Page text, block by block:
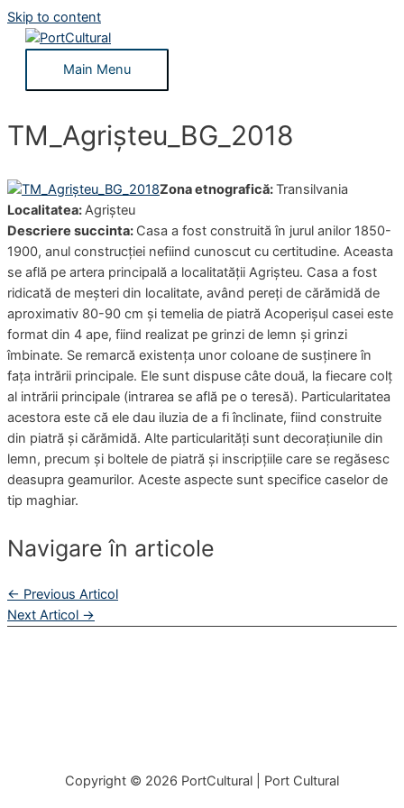
Skip to content
Main Menu
TM_Agrișteu_BG_2018
Zona etnografică:Transilvania
Localitatea:Agrișteu
Descriere succinta: Casa a fost construită în jurul anilor 1850-
1900, anul construcției nefiind cunoscut cu certitudine. Aceasta
se află pe artera principală a localitatății Agrișteu. Casa a fost
ridicată de meșteri din localitate, având pereți de cărămidă de
aproximativ 80-90 cm și temelia de piatră Acoperișul casei este
format din 4 ape, fiind realizat pe grinzi de lemn și grinzi
îmbinate. Se remarcă existența unor coloane de susținere în
fața intrării principale. Ele sunt dispuse câte două, la fiecare colț
al intrării principale (intrarea se află pe o teresă). Particularitatea
acestora este că ele dau iluzia de a fi înclinate, fiind construite
din piatră și cărămidă. Alte particularități sunt decorațiunile din
lemn, precum și boltele de piatră și inscripțiile care se regăsesc
deasupra geamurilor. Aceste aspecte sunt specifice caselor de
tip maghiar.
Navigare în articole
← Previous Articol
Next Articol →
Copyright © 2026 PortCultural | Port Cultural